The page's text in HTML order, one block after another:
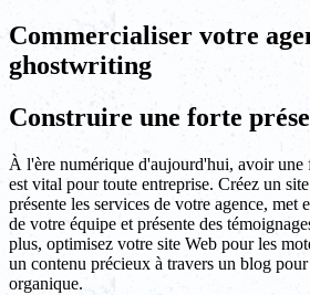
Commercialiser votre
ghostwriting
Construire une forte
À l'ère numérique d'aujourd'hui, avoir une
est vital pour toute entreprise. Créez un
présente les services de votre agence, met
de votre équipe et présente des
plus, optimisez votre site Web pour les
un contenu précieux à travers un blog
organique.